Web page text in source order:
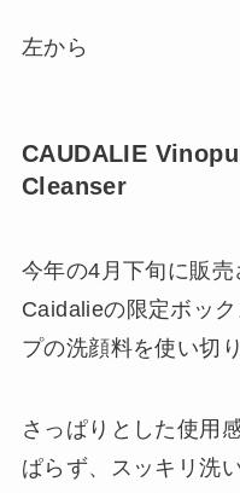
左から
CAUDALIE
Cleanser
今年の4月下旬に販
Caidalieの限定ボッ
プの洗顔料を使い切
さっぱりとした使用
ぱらず、スッキリ洗